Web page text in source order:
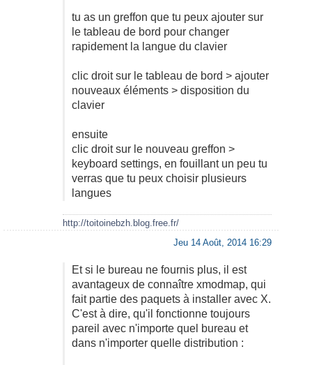
tu as un greffon que tu peux ajouter sur
le tableau de bord pour changer
rapidement la langue du clavier
clic droit sur le tableau de bord > ajouter
nouveaux éléments > disposition du
clavier
ensuite
clic droit sur le nouveau greffon >
keyboard settings, en fouillant un peu tu
verras que tu peux choisir plusieurs
langues
http://toitoinebzh.blog.free.fr/
Jeu 14 Août, 2014 16:29
Et si le bureau ne fournis plus, il est
avantageux de connaître xmodmap, qui
fait partie des paquets à installer avec X.
C'est à dire, qu'il fonctionne toujours
pareil avec n'importe quel bureau et
dans n'importer quelle distribution :